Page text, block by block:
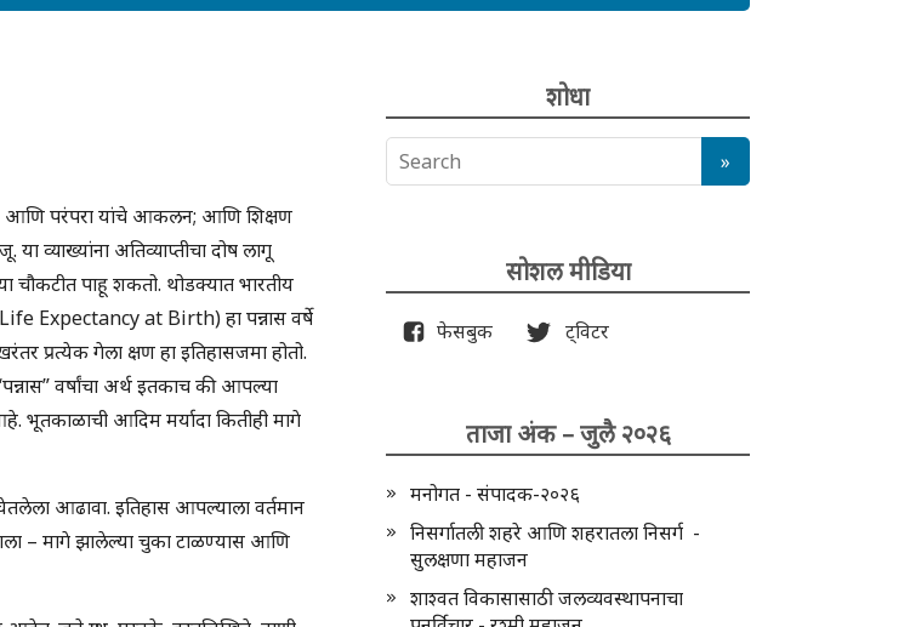
आणि परंपरा यांचे आकलन; आणि शिक्षण
अतिव्याप्तीचा दोष लागू
चौकटीत पाहू शकतो. थोडक्यात भारतीय
Expectancy at Birth) हा पन्नास वर्षे
प्रत्येक गेला क्षण हा इतिहासजमा होतो.
वर्षांचा अर्थ इतकाच की आपल्या
भूतकाळाची आदिम मर्यादा कितीही मागे
आढावा. इतिहास आपल्याला वर्तमान
– मागे झालेल्या चुका टाळण्यास आणि
शोधा
सोशल मीडिया
फेसबुक ट्विटर
ताजा अंक – जुलै २०२६
मनोगत - संपादक-२०२६
निसर्गातली शहरे आणि शहरातला निसर्ग -
सुलक्षणा महाजन
शाश्वत विकासासाठी जलव्यवस्थापनाचा